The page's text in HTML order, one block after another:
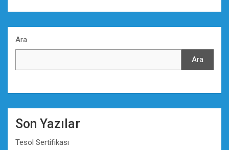
Ara
Ara
Son Yazılar
Tesol Sertifikası